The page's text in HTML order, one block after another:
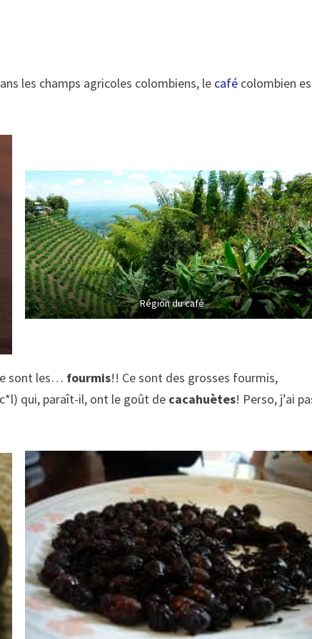
les champs agricoles colombiens, le café colombien
Région du café
sont les… fourmis!! Ce sont des grosses fourmis,
qui, paraît-il, ont le goût de cacahuètes! Perso, j’ai